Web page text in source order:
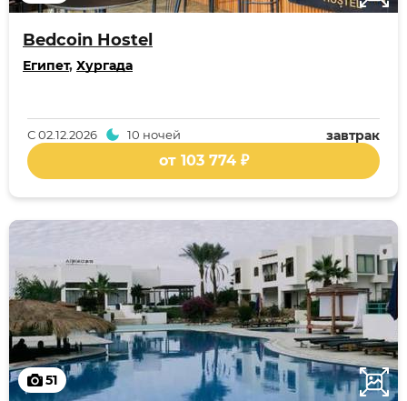
Bedcoin Hostel
Египет, Хургада
завтрак
С02.12.2026 10 ночей
от 103 774 ₽
51